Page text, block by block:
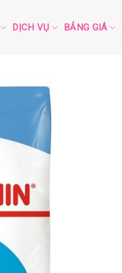
DỊCH VỤ BẢNG GIÁ